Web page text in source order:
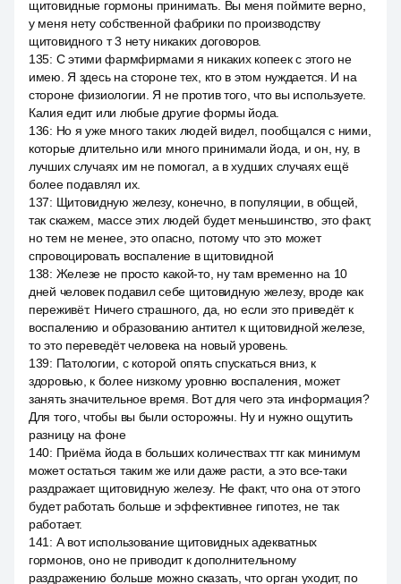
щитовидные гормоны принимать. Вы меня поймите верно,
у меня нету собственной фабрики по производству
щитовидного т 3 нету никаких договоров.
135: С этими фармфирмами я никаких копеек с этого не
имею. Я здесь на стороне тех, кто в этом нуждается. И на
стороне физиологии. Я не против того, что вы используете.
Калия едит или любые другие формы йода.
136: Но я уже много таких людей видел, пообщался с ними,
которые длительно или много принимали йода, и он, ну, в
лучших случаях им не помогал, а в худших случаях ещё
более подавлял их.
137: Щитовидную железу, конечно, в популяции, в общей,
так скажем, массе этих людей будет меньшинство, это факт,
но тем не менее, это опасно, потому что это может
спровоцировать воспаление в щитовидной
138: Железе не просто какой-то, ну там временно на 10
дней человек подавил себе щитовидную железу, вроде как
переживёт. Ничего страшного, да, но если это приведёт к
воспалению и образованию антител к щитовидной железе,
то это переведёт человека на новый уровень.
139: Патологии, с которой опять спускаться вниз, к
здоровью, к более низкому уровню воспаления, может
занять значительное время. Вот для чего эта информация?
Для того, чтобы вы были осторожны. Ну и нужно ощутить
разницу на фоне
140: Приёма йода в больших количествах ттг как минимум
может остаться таким же или даже расти, а это все-таки
раздражает щитовидную железу. Не факт, что она от этого
будет работать больше и эффективнее гипотез, не так
работает.
141 : А вот использование щитовидных адекватных
гормонов, оно не приводит к дополнительному
раздражению больше можно сказать, что орган уходит, по